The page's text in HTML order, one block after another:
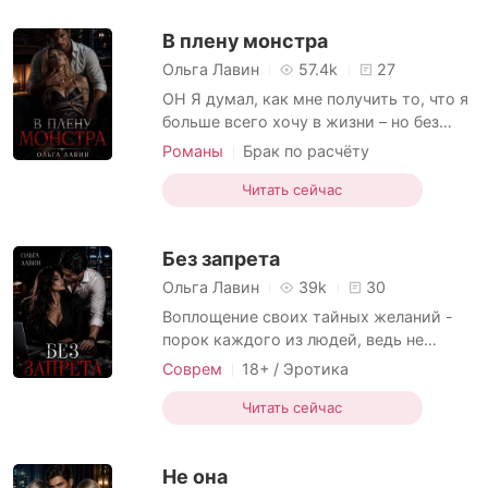
счастлива, вышла замуж за
двоюродного брата Энди. Но Энди
Плохой парень
В плену монстра
Ольга Лавин 57.4k
27
ОН Я думал, как мне получить то, что я
больше всего хочу в жизни – но без
лишних проблем. И вот судьба
возможность. Я получу желаемое, чего
бы мне это не стоило. А отработанный
предназначение, можно и выкинуть. Но
если мне помешают, сотру в пыл
Романы
Брак по расчёту
18+ / Эротика
Похищение
Месть
Похоть
Читать сейчас
Без запрета
Ольга Лавин 39k
30
Воплощение своих тайных желаний -
порок каждого из людей, ведь не
нужно к гадалке ходить, что все мы
непристойного и грязного. Мы люди, и
это абсолютно нормально. Так думали
параллельного мира в котором они
Соврем
18+ / Эротика
Безумное влечение
Месть Похоть
Читать сейчас
Не она